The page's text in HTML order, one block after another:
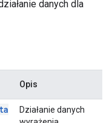
danych dla
Opis
Działanie danych